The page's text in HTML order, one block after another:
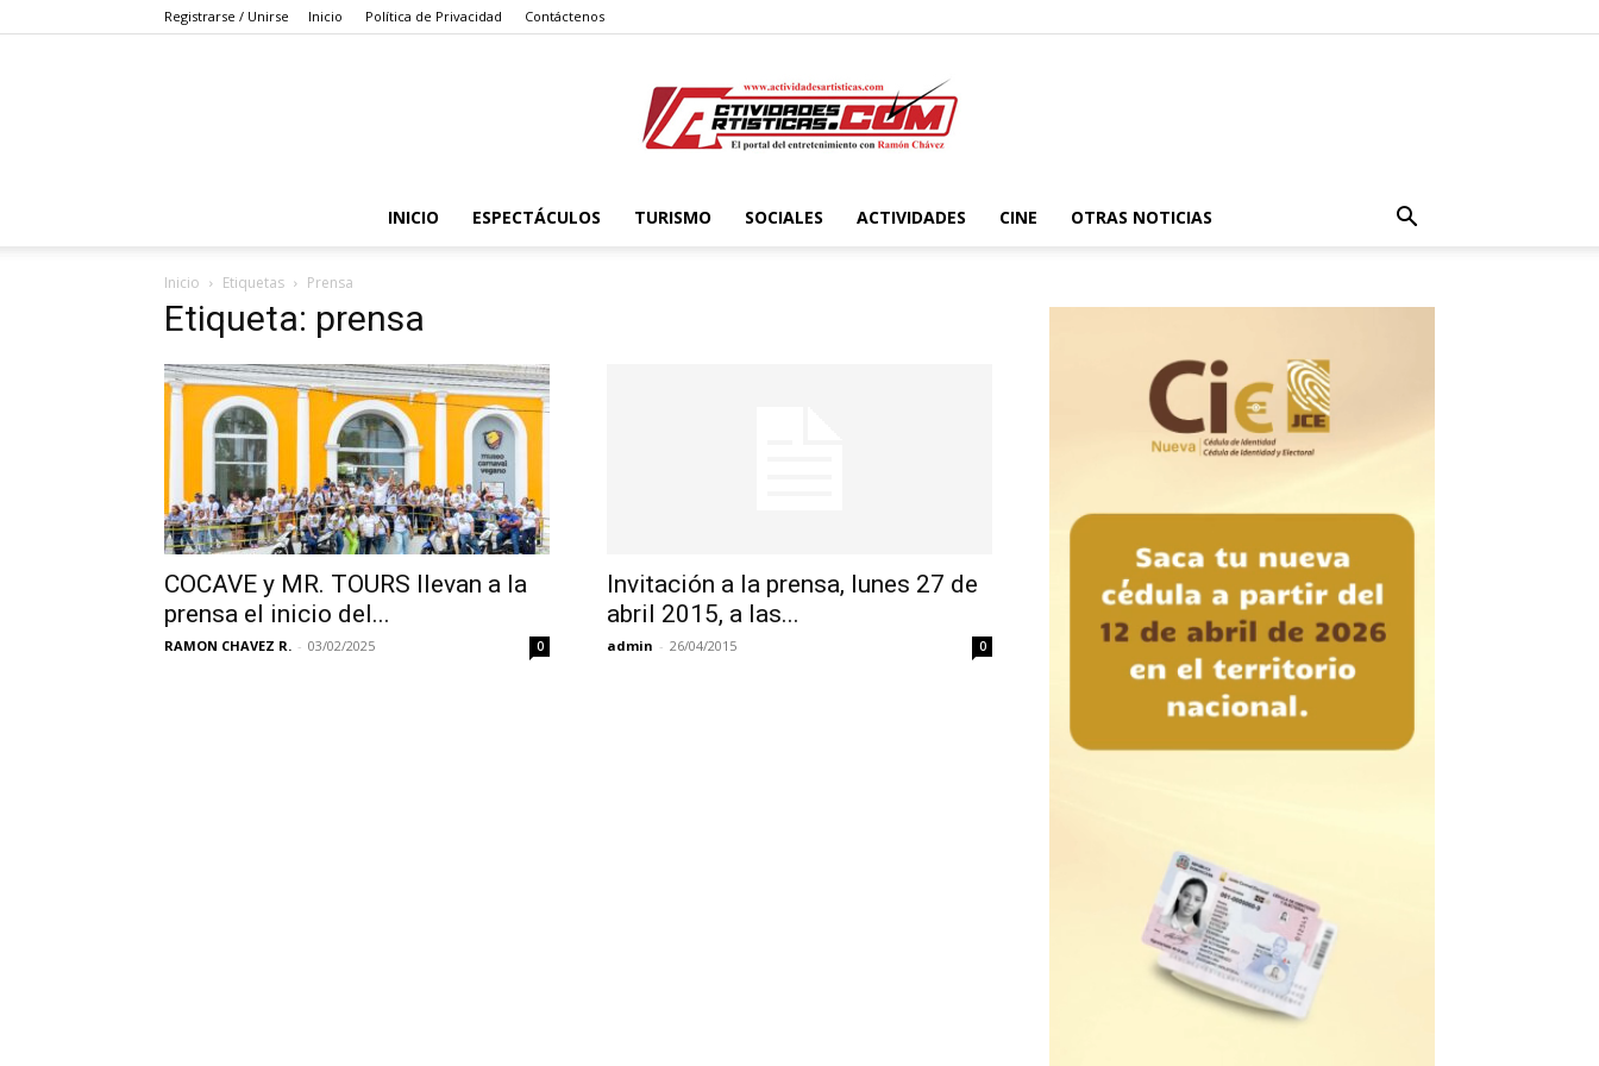
Registrarse / Unirse Inicio Política de Privacidad Contáctenos
Actividadesartisticas.com
INICIO ESPECTÁCULOS TURISMO SOCIALES ACTIVIDADES CINE OTRAS NOTICIAS
Inicio Etiquetas Prensa
Etiqueta: prensa
COCAVE y MR. TOURS llevan a la
prensa el inicio del...
RAMON CHAVEZ R. - 03/02/2025 0
Invitación a la prensa, lunes 27 de
abril 2015, a las...
admin - 26/04/2015 0